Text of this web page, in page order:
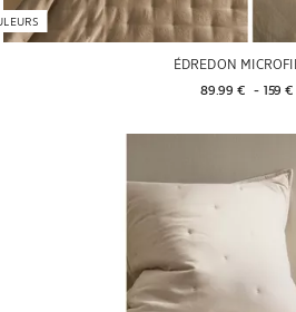
ÉDREDON
89.99 € - 159 €